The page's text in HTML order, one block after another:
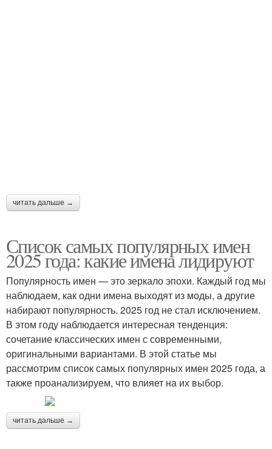
читать дальше →
Список самых популярных имен
2025 года: какие имена лидируют
Популярность имен — это зеркало эпохи. Каждый год мы
наблюдаем, как одни имена выходят из моды, а другие
набирают популярность. 2025 год не стал исключением.
В этом году наблюдается интересная тенденция:
сочетание классических имен с современными,
оригинальными вариантами. В этой статье мы
рассмотрим список самых популярных имен 2025 года, а
также проанализируем, что влияет на их выбор.
читать дальше →